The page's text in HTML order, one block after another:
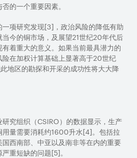
的一个重要因素。
一项研究发现[3] ，政治风险的降低有助
今的铜市场，及展望21世纪20年代后
着重大的意义。如果当前最具潜力的
在加权计算基础上显著高于20世纪
地区的勘探和开采的成功性将大大降
究组织（CSIRO）的数据显示，生产
量需要消耗约1600升水[4]。包括拉
西南部、中亚以及南非等在内的重要
重短缺的问题[5]。